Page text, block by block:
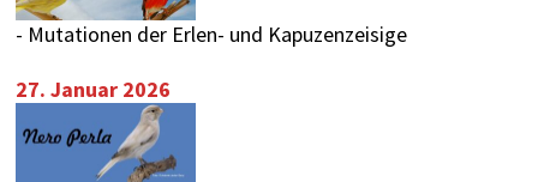
- Mutationen der Erlen- und Kapuzenzeisige
27. Januar 2026